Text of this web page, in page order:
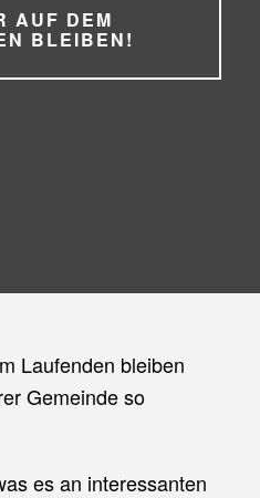
AUF DEM
BLEIBEN!
Laufenden bleiben
Gemeinde so
es an interessanten